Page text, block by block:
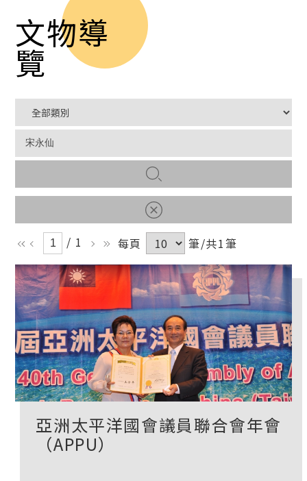
文物導
覽
/ 1 每頁 筆/共1筆
亞洲太平洋國會議員聯合會年會
（APPU）